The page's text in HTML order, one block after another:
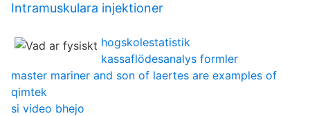
Intramuskulara injektioner
hogskolestatistik
kassaflödesanalys formler
master mariner and son of laertes are examples of
qimtek
si video bhejo